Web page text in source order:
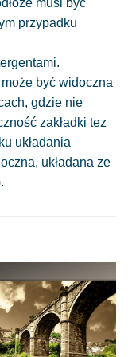
musi być
przypadku
być widoczna
gdzie nie
zakładki tez
układania
układana ze